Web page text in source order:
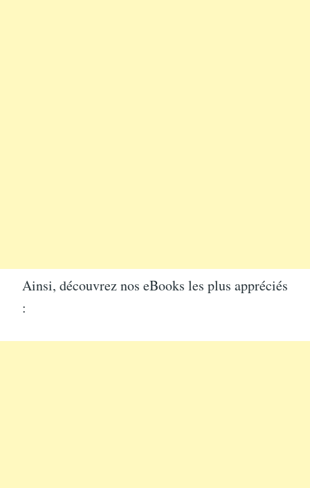
Ainsi, découvrez nos eBooks les plus appréciés
: